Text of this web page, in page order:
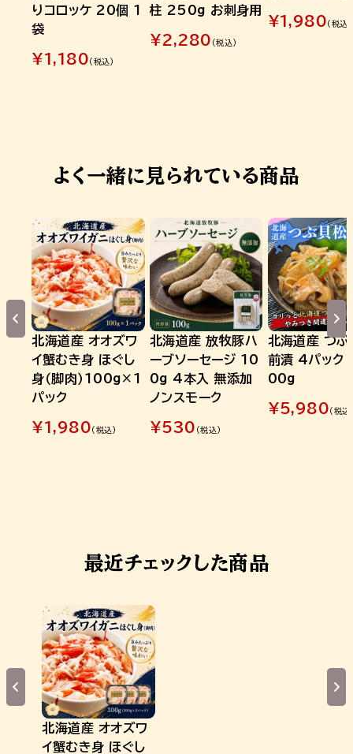
りコロッケ 20個 1
袋
¥1,180 (税込)
柱 250g お刺身用
¥2,280 (税込)
¥1,980 (税込)
よく一緒に見られている商品
北海道産 オオズワ
イ蟹むき身 ほぐし
身（脚肉）100g×1
パック
¥1,980 (税込)
北海道産 放牧豚ハ
ーブソーセージ 10
0g 4本入 無添加
ノンスモーク
¥530 (税込)
北海道産 つぶ
前漬 4パック
00g
¥5,980 (税込
最近チェックした商品
北海道産 オオズワ
イ蟹むき身 ほぐし